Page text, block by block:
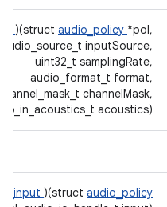
)(struct audio_policy *pol,
audio_source_t inputSource,
uint32_t samplingRate,
audio_format_t format,
channelMask,
acoustics)
)(struct audio_policy